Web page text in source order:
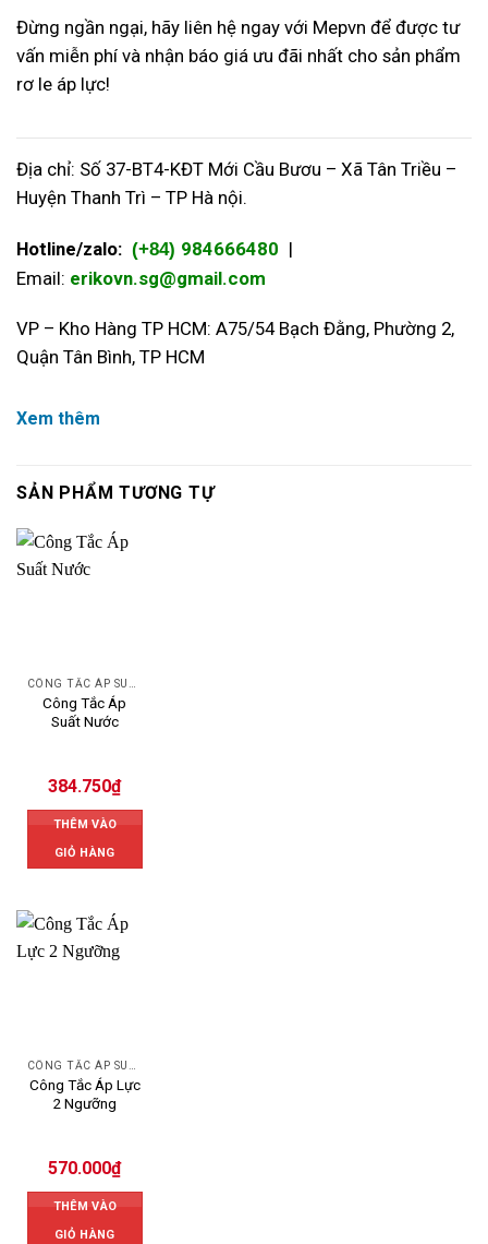
Đừng ngần ngại, hãy liên hệ ngay với Mepvn để được tư
vấn miễn phí và nhận báo giá ưu đãi nhất cho sản phẩm
rơ le áp lực!
Địa chỉ: Số 37-BT4-KĐT Mới Cầu Bươu – Xã Tân Triều –
Huyện Thanh Trì – TP Hà nội.
Hotline/zalo: (+84) 984666480 |
Email: erikovn.sg@gmail.com
VP – Kho Hàng TP HCM: A75/54 Bạch Đằng, Phường 2,
Quận Tân Bình, TP HCM
Xem thêm
SẢN PHẨM TƯƠNG TỰ
Công Tắc Áp
Suất Nước
384.750₫
THÊM VÀO
GIỎ HÀNG
CÔNG TẮC ÁP SUẤT
Công Tắc Áp Lực
2 Ngưỡng
570.000₫
THÊM VÀO
GIỎ HÀNG